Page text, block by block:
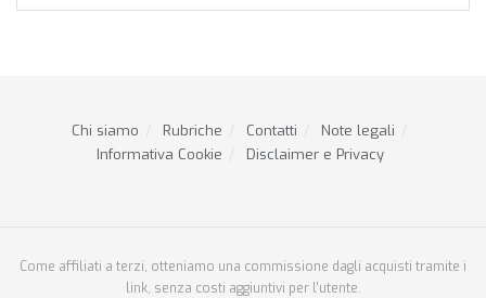
Chi siamo Rubriche Contatti
Note legali
Informativa Cookie
Disclaimer e Privacy
Come affiliati a terzi, otteniamo una commissione dagli acquisti tramite i
link, senza costi aggiuntivi per l'utente.